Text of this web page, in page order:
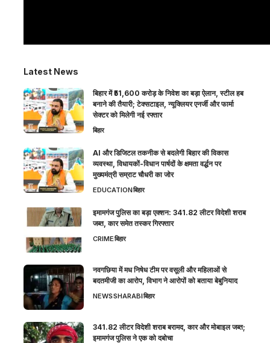
Latest News
बिहार में ₹51,600 करोड़ के निवेश का बड़ा ऐलान, स्टील हब
बनाने की तैयारी; टेक्सटाइल, न्यूक्लियर एनर्जी और फार्मा
सेक्टर को मिलेगी नई रफ्तार
बिहार
AI और डिजिटल तकनीक से बदलेगी बिहार की विकास
व्यवस्था, विधायकों-विधान पार्षदों के क्षमता वर्द्धन पर
मुख्यमंत्री सम्राट चौधरी का जोर
EDUCATIONबिहार
इमामगंज पुलिस का बड़ा एक्शन: 341.82 लीटर विदेशी शराब
जब्त, कार समेत तस्कर गिरफ्तार
CRIMEबिहार
नवगछिया में मध निषेध टीम पर वसूली और महिलाओं से
बदतमीजी का आरोप, विभाग ने आरोपों को बताया बेबुनियाद
NEWSSHARABIबिहार
341.82 लीटर विदेशी शराब बरामद, कार और मोबाइल जब्त;
इमामगंज पुलिस ने एक को दबोचा